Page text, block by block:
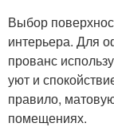
Выбор
интерьера. Для
прованс
уют и
правило,
помещениях.